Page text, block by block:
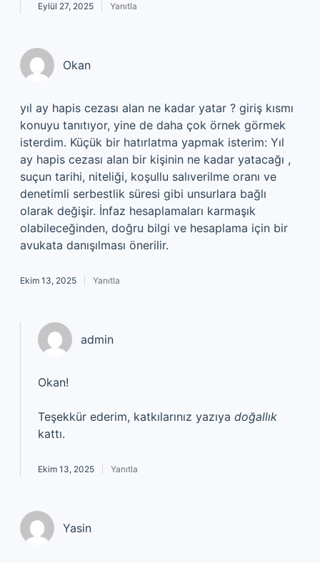
Eylül 27, 2025 Yanıtla
Okan
yıl ay hapis cezası alan ne kadar yatar ? giriş kısmı
konuyu tanıtıyor, yine de daha çok örnek görmek
isterdim. Küçük bir hatırlatma yapmak isterim: Yıl
ay hapis cezası alan bir kişinin ne kadar yatacağı ,
suçun tarihi, niteliği, koşullu salıverilme oranı ve
denetimli serbestlik süresi gibi unsurlara bağlı
olarak değişir. İnfaz hesaplamaları karmaşık
olabileceğinden, doğru bilgi ve hesaplama için bir
avukata danışılması önerilir.
Ekim 13, 2025 Yanıtla
admin
Okan!
Teşekkür ederim, katkılarınız yazıya doğallık
kattı.
Ekim 13, 2025 Yanıtla
Yasin